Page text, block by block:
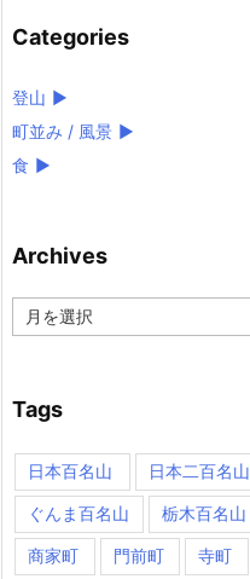
Categories
登山 ►
町並み / 風景 ►
食 ►
Archives
Archives
Tags
日本百名山 日本二百名山
ぐんま百名山 栃木百名山
商家町 門前町 寺町